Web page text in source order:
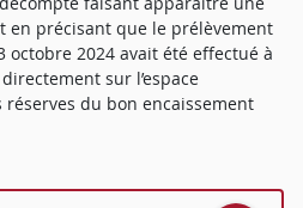
en précisant que le prélèvement
octobre 2024 avait été effectué à
sur l’espace
réserves du bon encaissement